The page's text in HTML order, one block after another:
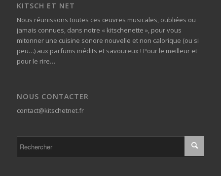
KITSCH ET NET
Nous réunissons toutes ces œuvres musicales, oubliées ou
jamais connues, dans notre « kitschenette », pour vous
mitonner une cuisine sonore nouvelle et non calorique (ou si
peu…) aux parfums inédits et savoureux ! Pour le meilleur et
pour le rire…
NOUS CONTACTER
contact@kitschetnet.fr